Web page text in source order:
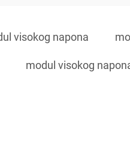
visokog napona
modul visokog